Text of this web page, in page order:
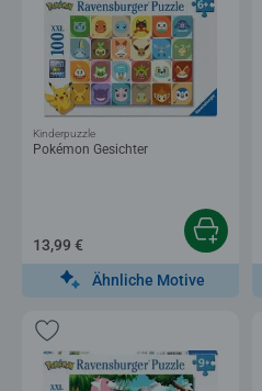
Pokémon Gesichter
Kinderpuzzle
13,99 €
Ähnliche Motive